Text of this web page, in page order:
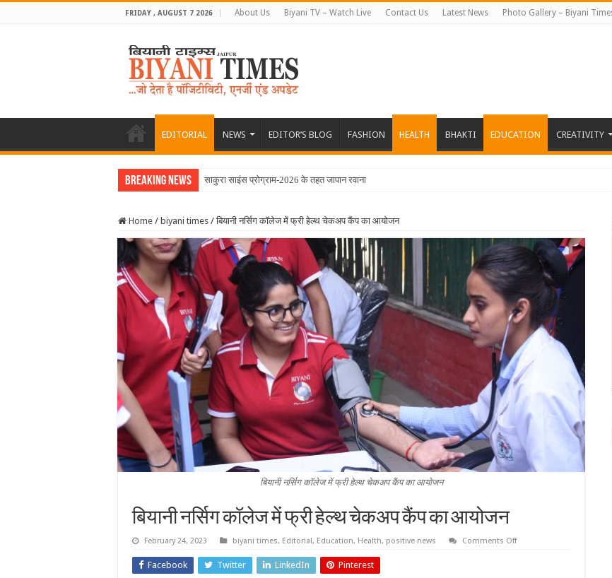
FRIDAY , AUGUST 7 2026 About Us Biyani TV – Watch Live Contact Us Latest News Photo Gallery – Biyani
EDITORIAL NEWS EDITOR’S BLOG FASHION HEALTH BHAKTI EDUCATION CREATIVITY
Breaking News साकुरा साइंस प्रोग्राम-2026 के तहत जापान रवाना हुई बियानी ग्रुप ऑफ कॉलेजेज की छ
Home / biyani times / बियानी नर्सिग कॉलेज में फ्री हेल्थ चेकअप कैंप का आयोजन
बियानी नर्सिग कॉलेज में फ्री हेल्थ चेकअप कैंप का आयोजन
बियानी नर्सिग कॉलेज में फ्री हेल्थ चेकअप कैंप का आयोजन
February 24, 2023 biyani times, Editorial, Education, Health, positive news Comments Offon
Facebook Twitter LinkedIn Pinterest